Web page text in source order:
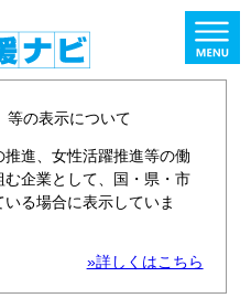
等の表示について
進、女性活躍推進等の働
企業として、国・県・市
る場合に表示していま
»詳しくはこちら